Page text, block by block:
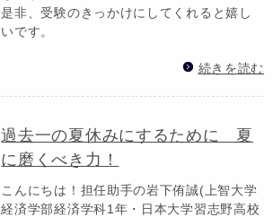
是非、受験のきっかけにしてくれると嬉し
いです。
続きを読む
過去一の夏休みにするために 夏
に磨くべき力！
こんにちは！担任助手の岩下侑誠(上智大学
経済学部経済学科1年・日本大学習志野高校